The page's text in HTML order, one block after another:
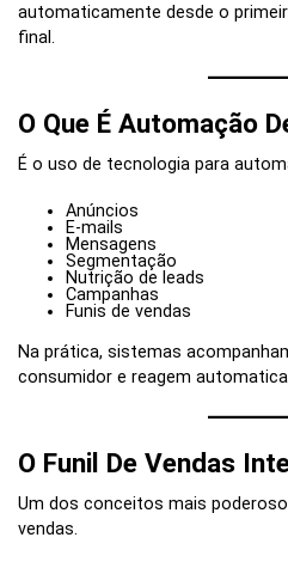
automaticamente desde o
final.
O Que É Automação
É o uso de tecnologia para
Anúncios
E-mails
Mensagens
Segmentação
Nutrição de leads
Campanhas
Funis de vendas
Na prática, sistemas
consumidor e reagem
O Funil De Vendas
Um dos conceitos mais
vendas.